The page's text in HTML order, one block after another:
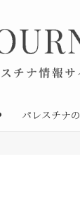
パレスチナ